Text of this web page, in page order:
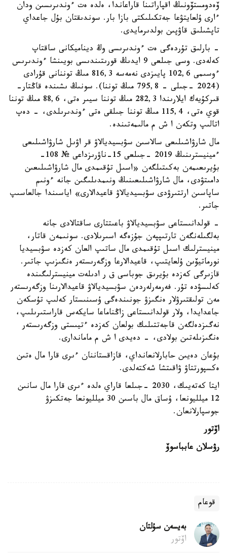
ۆەدومستۆونىڭ اقپاراتىنا قاراعاندا، ەلدە ەت ءوندىرىسىن ودان
ءارى ۇلعايتۋعا جەتكىلىكتى بازا بار. سوندىقتان بۇل جاعداي
تاپشىلىق قاۋپىن بولدىرمايدى.
- بارلىق تۇردەگى ەت ءوندىرىسى وڭ ديناميكانى ساقتاپ
كەلەدى. وسى جىلعى 9 ايدىڭ قورىتىندىسى بويىنشا ءوندىرىس
ءوسىمى 102,6 پايىزدى نەمەسە 816,3 مىڭ توننانى قۇرادى
(2024 -جىلى - 795,8 مىڭ توننا). سونىڭ ىشىندە قاڭتار-
قىركۇيەك ايلارىندا 282,3 مىڭ توننا سيىر ەتى، 88,6 مىڭ توننا
قوي ەتى، 115,4 مىڭ توننا جىلقى ەتى ءوندىرىلدى، - دەپ
اتالىپ وتكەن ا ش م مالىمەتىندە.
مال شارۋاشىلىعى سالاسىن سۋبسيديالاۋ قر اۋىل شارۋاشىلىعى
ءمينيسترىنىڭ 2019 -جىلعى 15-ناۋرىزداعى № 108-
بۇيرىعىمەن بەكىتىلگەن «اسىل تۇقىمدى مال شارۋاشىلىعىن
دامىتۋدى، مال شارۋاشىلىعىنىڭ ونىمدىلىگىن جانە ءونىم
ساپاسىن ارتتىرۋدى سۋبسيديالاۋ قاعيدالارى» اياسىندا جالعاسىپ
جاتىر.
- قولدانىستاعى سۋبسيديالاۋ باعىتتارى ساقتالادى جانە
بەلگىلەنگەن تارتىپپەن جۇزەگە اسىرىلادى. سونىمەن قاتار،
مينيسترلىك اسىل تۇقىمدى مال ساتىپ العان كەزدە سۋبسيديا
نورماتيۆىن ۇلعايتىپ، قاعيدالارعا وزگەرىستەر ەنگىزىپ جاتىر.
قازىرگى كەزدە بۇيرىق جوباسى ق ر ادىلەت مينيسترلىگىندە
كەلىسۋدە تۇر. فەرمەرلەردەن سۋبسيديالاۋ قاعيدالارىنا وزگەرىستەر
مەن تولىقتىرۋلار ەنگىزۋ جونىندەگى ۇسىنىستار كەلىپ تۇسكەن
جاعدايدا، ولار قولدانىستاعى زاڭناماعا سايكەس قاراستىرىلىپ،
نەگىزدەلگەن قاجەتتىلىك بولعان كەزدە ءتيىستى وزگەرىستەر
ەنگىزىلەتىن بولادى، - دەيدى ا ش م ماماندارى.
بۇعان دەيىن حابارلانعانداي، قازاقستاننان ءىرى قارا مال ەتىن
ەكسپورتتاۋ ۋاقىتشا شەكتەلدى.
ايتا كەتەيىك، 2030 -جىلعا قاراي ەلدە ءىرى قارا مال سانىن
12 ميلليونعا، ۇساق مال باسىن 30 ميلليونعا جەتكىزۋ
جوسپارلانعان.
اۆتور
رۋسلان عابباسوۆ
قوعام
بەيسەن سۇلتان
اۆتور